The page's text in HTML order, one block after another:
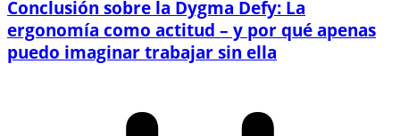
Conclusión sobre la Dygma Defy: La
ergonomía como actitud – y por qué apenas
puedo imaginar trabajar sin ella